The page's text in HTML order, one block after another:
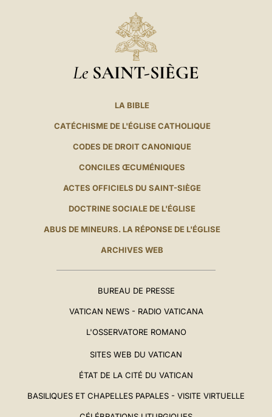
Le SAINT-SIÈGE
LA BIBLE
CATÉCHISME DE L'ÉGLISE CATHOLIQUE
CODES DE DROIT CANONIQUE
CONCILES ŒCUMÉNIQUES
ACTES OFFICIELS DU SAINT-SIÈGE
DOCTRINE SOCIALE DE L'ÉGLISE
ABUS DE MINEURS. LA RÉPONSE DE L'ÉGLISE
ARCHIVES WEB
BUREAU DE PRESSE
VATICAN NEWS - RADIO VATICANA
L'OSSERVATORE ROMANO
SITES WEB DU VATICAN
ÉTAT DE LA CITÉ DU VATICAN
BASILIQUES ET CHAPELLES PAPALES - VISITE VIRTUELLE